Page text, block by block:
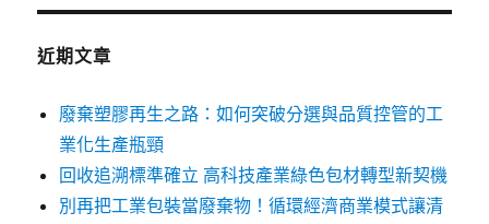
近期文章
廢棄塑膠再生之路：如何突破分選與品質控管的工
業化生產瓶頸
回收追溯標準確立 高科技產業綠色包材轉型新契機
別再把工業包裝當廢棄物！循環經濟商業模式讓清